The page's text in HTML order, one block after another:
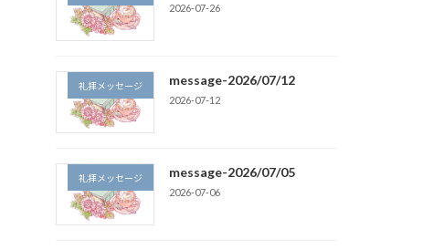
2026-07-26
礼拝メッセージ message-2026/07/12
2026-07-12
礼拝メッセージ message-2026/07/05
2026-07-06